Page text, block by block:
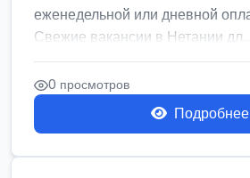
еженедельной или дневной
Свежие вакансии в Нетании дл...
0 просмотров
Подробнее